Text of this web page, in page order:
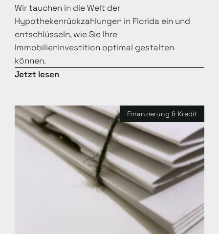
Wir tauchen in die Welt der
Hypothekenrückzahlungen in Florida ein und
entschlüsseln, wie Sie Ihre
Immobilieninvestition optimal gestalten
können.
Jetzt lesen
Finanzierung & Kredit